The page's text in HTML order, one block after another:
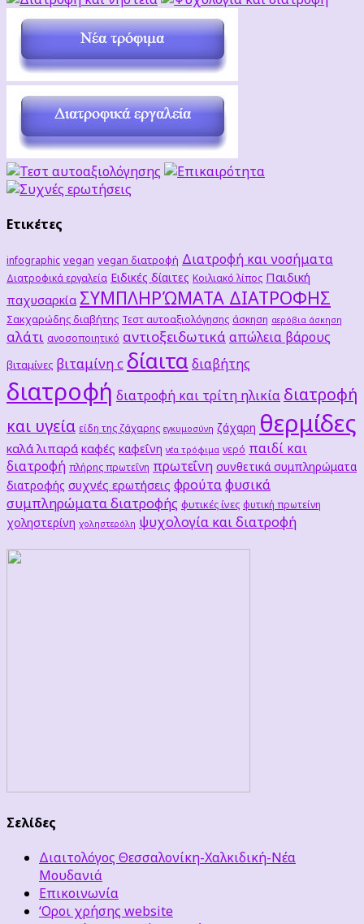
Ετικέτες
infographic vegan vegan διατροφή Διατροφή και νοσήματα
Διατροφικά εργαλεία Ειδικές δίαιτες Κοιλιακό λίπος Παιδική
παχυσαρκία ΣΥΜΠΛΗΡΏΜΑΤΑ ΔΙΑΤΡΟΦΗΣ
Σακχαρώδης διαβήτης Τεστ αυτοαξιολόγησης άσκηση αερόβια άσκηση
αλάτι ανοσοποιητικό αντιοξειδωτικά απώλεια βάρους
βιταμίνες βιταμίνη c δίαιτα διαβήτης
διατροφή διατροφή και τρίτη ηλικία διατροφή
και υγεία είδη της ζάχαρης εγκυμοσύνη ζάχαρη θερμίδες
καλά λιπαρά καφές καφεΐνη νέα τρόφιμα νερό παιδί και
διατροφή πλήρης πρωτεΐνη πρωτεΐνη συνθετικά συμπληρώματα
διατροφής συχνές ερωτήσεις φρούταφυσικά
συμπληρώματα διατροφής φυτικές ίνες φυτική πρωτείνη
χοληστερίνη χοληστερόλη ψυχολογία και διατροφή
Σελίδες
Διαιτολόγος Θεσσαλονίκη-Χαλκιδική-Νέα
Μουδανιά
Επικοινωνία
‘Οροι χρήσης website